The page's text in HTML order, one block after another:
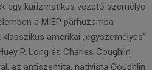
egy karizmatikus vezető személye
a MIÉP párhuzamba
amerikai „egyszemélyes”
P. Long és Charles Coughlin
az antiszemita, nativista Coughlin